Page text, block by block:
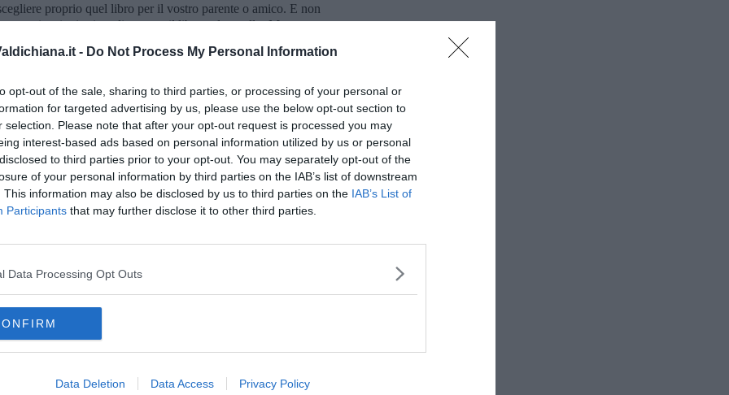
- Do Not Process My Personal Information
opt-out of the sale, sharing to third parties, or processing of your personal or
for targeted advertising by us, please use the below opt-out section to
selection. Please note that after your opt-out request is processed you may
interest-based ads based on personal information utilized by us or personal
to third parties prior to your opt-out. You may separately opt-out of the
of your personal information by third parties on the IAB’s list of downstream
This information may also be disclosed by us to third parties on the IAB’s List of
Participants that may further disclose it to other third parties.
Data Processing Opt Outs
Data Deletion Data Access Privacy Policy
proprio quel libro per il vostro parente o amico. E non
motivazioni prima di mettere il libro nel cestello. Ma se non
fino a quando alle 8 di sera i librai non vi butteranno
quel caso scusatevi, dite loro che siete ancora molto indecisi e
acquisti.
. Il giorno dopo di solito sono chiusi.